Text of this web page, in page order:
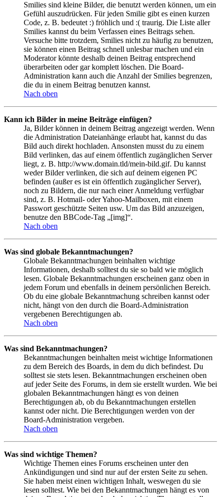
Smilies sind kleine Bilder, die benutzt werden können, um ein
Gefühl auszudrücken. Für jeden Smilie gibt es einen kurzen
Code, z. B. bedeutet :) fröhlich und :( traurig. Die Liste aller
Smilies kannst du beim Verfassen eines Beitrags sehen.
Versuche bitte trotzdem, Smilies nicht zu häufig zu benutzen,
sie können einen Beitrag schnell unlesbar machen und ein
Moderator könnte deshalb deinen Beitrag entsprechend
überarbeiten oder gar komplett löschen. Die Board-
Administration kann auch die Anzahl der Smilies begrenzen,
die du in einem Beitrag benutzen kannst.
Nach oben
Kann ich Bilder in meine Beiträge einfügen?
Ja, Bilder können in deinem Beitrag angezeigt werden. Wenn
die Administration Dateianhänge erlaubt hat, kannst du das
Bild auch direkt hochladen. Ansonsten musst du zu einem
Bild verlinken, das auf einem öffentlich zugänglichen Server
liegt, z. B. http://www.domain.tld/mein-bild.gif. Du kannst
weder Bilder verlinken, die sich auf deinem eigenen PC
befinden (außer es ist ein öffentlich zugänglicher Server),
noch zu Bildern, die nur nach einer Anmeldung verfügbar
sind, z. B. Hotmail- oder Yahoo-Mailboxen, mit einem
Passwort geschützte Seiten usw. Um das Bild anzuzeigen,
benutze den BBCode-Tag „[img]“.
Nach oben
Was sind globale Bekanntmachungen?
Globale Bekanntmachungen beinhalten wichtige
Informationen, deshalb solltest du sie so bald wie möglich
lesen. Globale Bekanntmachungen erscheinen ganz oben in
jedem Forum und ebenfalls in deinem persönlichen Bereich.
Ob du eine globale Bekanntmachung schreiben kannst oder
nicht, hängt von den durch die Board-Administration
vergebenen Berechtigungen ab.
Nach oben
Was sind Bekanntmachungen?
Bekanntmachungen beinhalten meist wichtige Informationen
zu dem Bereich des Boards, in dem du dich befindest. Du
solltest sie stets lesen. Bekanntmachungen erscheinen oben
auf jeder Seite des Forums, in dem sie erstellt wurden. Wie bei
globalen Bekanntmachungen hängt es von deinen
Berechtigungen ab, ob du Bekanntmachungen erstellen
kannst oder nicht. Die Berechtigungen werden von der
Board-Administration vergeben.
Nach oben
Was sind wichtige Themen?
Wichtige Themen eines Forums erscheinen unter den
Ankündigungen und sind nur auf der ersten Seite zu sehen.
Sie haben meist einen wichtigen Inhalt, weswegen du sie
lesen solltest. Wie bei den Bekanntmachungen hängt es von